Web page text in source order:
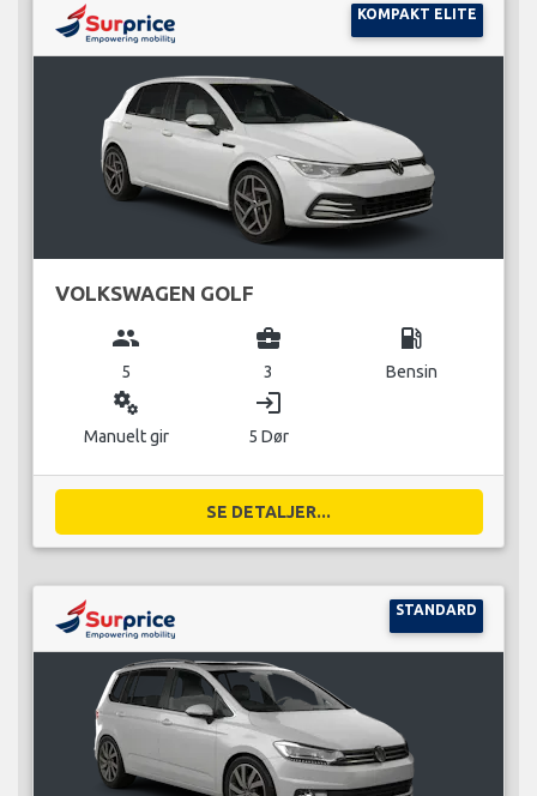
KOMPAKT ELITE
VOLKSWAGEN GOLF
group
5
business_center
3
local_gas_station
Bensin
miscellaneous_services
Manuelt gir
login
5 Dør
SE DETALJER...
STANDARD